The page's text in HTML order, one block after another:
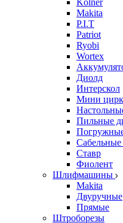
Kolner
Makita
P.I.T
Patriot
Ryobi
Wortex
Диолд
Интерскол
Мини
Пильные
Ставр
Фиолент
Шлифмашины
Makita
Двуручные
Прямые
Штроборезы